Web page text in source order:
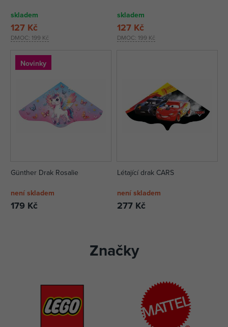
skladem
DMOC: 199 Kč
127 Kč
skladem
DMOC: 199 Kč
127 Kč
Novinky
Günther Drak Rosalie
není skladem
179 Kč
Létající drak CARS
není skladem
277 Kč
Značky